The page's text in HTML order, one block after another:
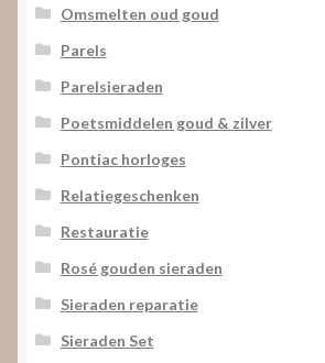
Omsmelten oud goud
Parels
Parelsieraden
Poetsmiddelen goud & zilver
Pontiac horloges
Relatiegeschenken
Restauratie
Rosé gouden sieraden
Sieraden reparatie
Sieraden Set